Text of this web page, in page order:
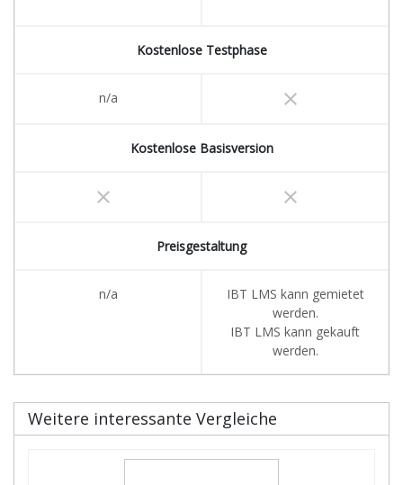
Kostenlose Testphase
n/a clear
Kostenlose Basisversion
clear clear
Preisgestaltung
n/a
IBT LMS kann gemietet
werden.
IBT LMS kann gekauft
werden.
Weitere interessante Vergleiche